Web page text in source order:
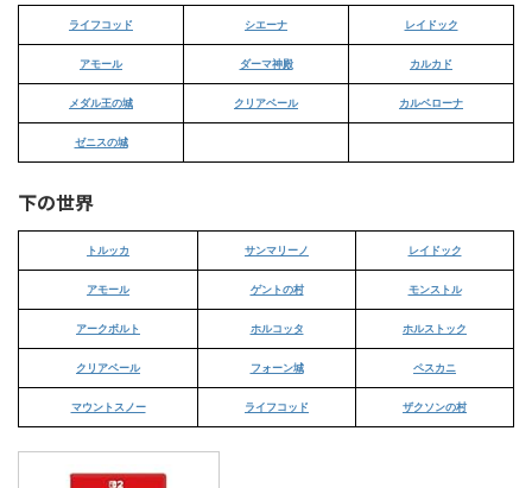
ライフコッド シエーナ レイドック
アモール ダーマ神殿 カルカド
メダル王の城 クリアベール カルベローナ
ゼニスの城
下の世界
トルッカ サンマリーノ レイドック
アモール ゲントの村 モンストル
アークボルト ホルコッタ ホルストック
クリアベール フォーン城 ペスカニ
マウントスノー ライフコッド ザクソンの村